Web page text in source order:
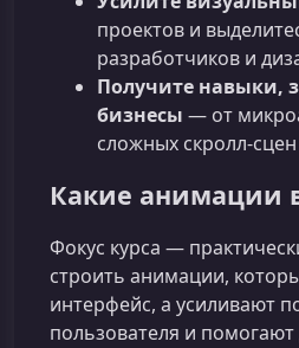
проектов и
разработчиков и
Получите навыки,
бизнесы — от
сложных скролл-сцен
Какие анимации
Фокус курса —
строить анимации,
интерфейс, а усиливают
пользователя и